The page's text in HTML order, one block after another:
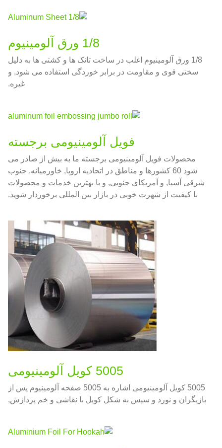
1/8 ورق آلومینیوم
1/8 ورق آلومینیوم اغلب در ساخت تانک ها و کشتی ها به دلیل
سختی قوی و مقاومت در برابر خوردگی استفاده می شود, و
غیره.
فویل آلومینیومی برجسته
محصولات فویل آلومینیومی برجسته ما به بیش از صادر می
شود 60 کشورها و مناطق در اتحادیه اروپا, خاورمیانه, جنوب
شرقی آسیا, و آمریکای جنوبی, و با بهترین خدمات و محصولات
با کیفیت از شهرت خوبی در بازار بین المللی برخوردار شوید.
5005 کویل آلومینیومی
5005 کویل آلومینیومی اشاره به 5005 صفحه آلومینیوم پس از
بازیگران و نورد و سپس به شکل کویل با نقاشی و خم پردازش,